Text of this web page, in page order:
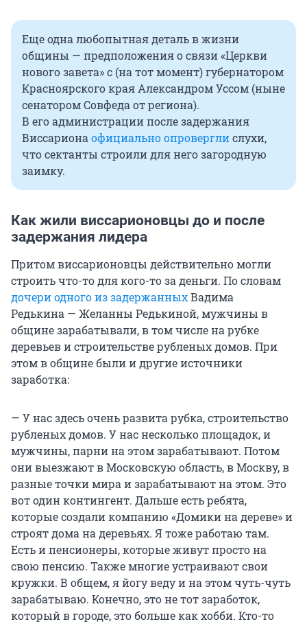
Еще одна любопытная деталь в жизни
общины — предположения о связи «Церкви
нового завета» с (на тот момент) губернатором
Красноярского края Александром Уссом (ныне
сенатором Совфеда от региона).
В его администрации после задержания
Виссарионаофициально опроверглислухи,
что сектанты строили для него загородную
заимку.
Как жили виссарионовцы до и после
задержания лидера
Притом виссарионовцы действительно могли
строить что-то для кого-то за деньги. По словам
дочери одного из задержанныхВадима
Редькина — Желанны Редькиной, мужчины в
общине зарабатывали, в том числе на рубке
деревьев и строительстве рубленых домов. При
этом в общине были и другие источники
заработка:
— У нас здесь очень развита рубка, строительство
рубленых домов. У нас несколько площадок, и
мужчины, парни на этом зарабатывают. Потом
они выезжают в Московскую область, в Москву, в
разные точки мира и зарабатывают на этом. Это
вот один контингент. Дальше есть ребята,
которые создали компанию «Домики на дереве» и
строят дома на деревьях. Я тоже работаю там.
Есть и пенсионеры, которые живут просто на
свою пенсию. Также многие устраивают свои
кружки. В общем, я йогу веду и на этом чуть-чуть
зарабатываю. Конечно, это не тот заработок,
который в городе, это больше как хобби. Кто-то